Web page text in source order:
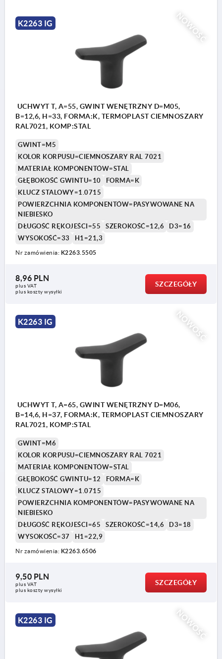
NOWOŚĆ
K2263 IG
UCHWYT T, A=55, GWINT WENĘTRZNY D=M05,
B=12,6, H=33, FORMA:K, TERMOPLAST CIEMNOSZARY
RAL7021, KOMP:STAL
GWINT=M5
KOLOR KORPUSU=CIEMNOSZARY RAL 7021
MATERIAŁ KOMPONENTÓW=STAL
GŁĘBOKOŚĆ GWINTU=10
FORMA=K
KLUCZ STALOWY=1.0715
POWIERZCHNIA KOMPONENTÓW=PASYWOWANE NA
NIEBIESKO
DŁUGOŚĆ RĘKOJEŚCI=55
SZEROKOŚĆ=12,6
D3=16
WYSOKOŚĆ=33
H1=21,3
Nr zamówienia: K2263.5505
8,96 PLN
plus VAT
plus koszty wysyłki
SZCZEGÓŁY
NOWOŚĆ
K2263 IG
UCHWYT T, A=65, GWINT WENĘTRZNY D=M06,
B=14,6, H=37, FORMA:K, TERMOPLAST CIEMNOSZARY
RAL7021, KOMP:STAL
GWINT=M6
KOLOR KORPUSU=CIEMNOSZARY RAL 7021
MATERIAŁ KOMPONENTÓW=STAL
GŁĘBOKOŚĆ GWINTU=12
FORMA=K
KLUCZ STALOWY=1.0715
POWIERZCHNIA KOMPONENTÓW=PASYWOWANE NA
NIEBIESKO
DŁUGOŚĆ RĘKOJEŚCI=65
SZEROKOŚĆ=14,6
D3=18
WYSOKOŚĆ=37
H1=22,9
Nr zamówienia: K2263.6506
9,50 PLN
plus VAT
plus koszty wysyłki
SZCZEGÓŁY
NOWOŚĆ
K2263 IG